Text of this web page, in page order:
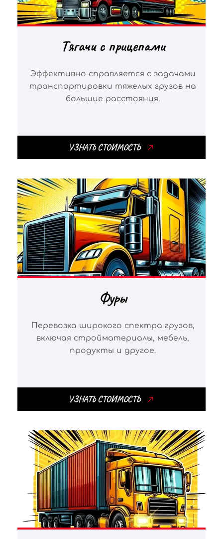
Тягачи с прицепами
Эффективно справляется с задачами
транспортировки тяжелых грузов на
большие расстояния.
УЗНАТЬ СТОИМОСТЬ
Фуры
Перевозка широкого спектра грузов,
включая стройматериалы, мебель,
продукты и другое.
УЗНАТЬ СТОИМОСТЬ